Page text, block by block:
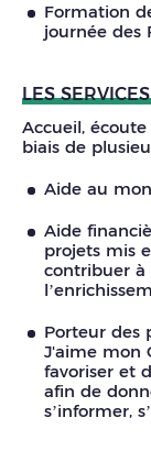
Formation
journée des
LES
Accueil,
biais de
Aide au
Aide
projets mis
contribuer à
Porteur des
J'aime mon
favoriser et
afin de
s’informer,